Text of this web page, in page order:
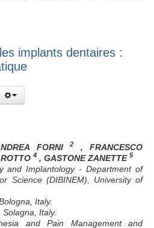
implants dentaires :
FORNI 2
, FRANCESCO
4 , GASTONE ZANETTE 5
and Implantology - Department of
Science (DIBINEM), University of
Italy.
Italy.
and Pain Management and